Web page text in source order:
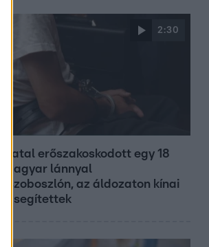
2:30
fiatal erőszakoskodott egy 18
magyar lánnyal
az áldozaton kínai
segítettek